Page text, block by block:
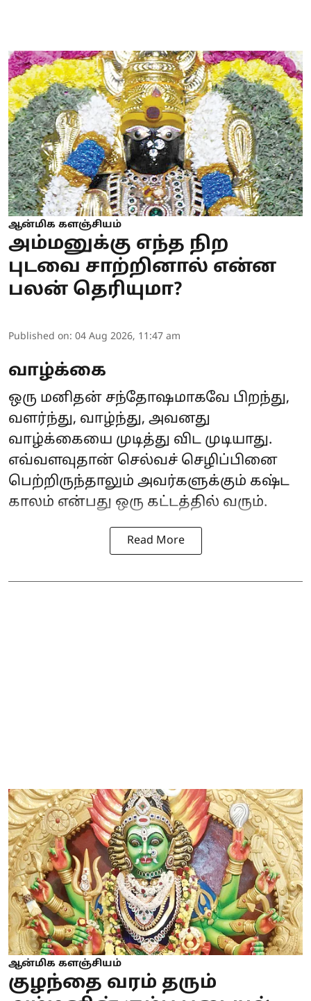
ஆன்மிக களஞ்சியம்
அம்மனுக்கு எந்த நிற
புடவை சாற்றினால் என்ன
பலன் தெரியுமா?
Published on: 04 Aug 2026, 11:47 am
வாழ்க்கை
ஒரு மனிதன் சந்தோஷமாகவே பிறந்து,
வளர்ந்து, வாழ்ந்து, அவனது
வாழ்க்கையை முடித்து விட முடியாது.
எவ்வளவுதான் செல்வச் செழிப்பினை
பெற்றிருந்தாலும் அவர்களுக்கும் கஷ்ட
காலம் என்பது ஒரு கட்டத்தில் வரும்.
Read More
ஆன்மிக களஞ்சியம்
குழந்தை வரம் தரும்